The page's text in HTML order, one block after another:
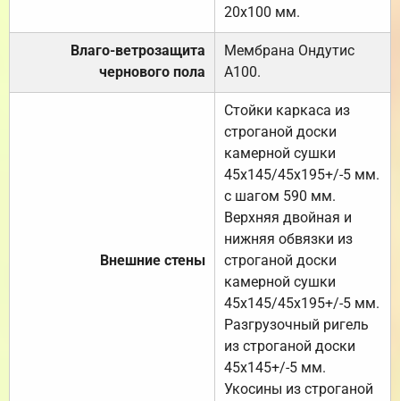
20х100 мм.
Влаго-ветрозащита
чернового пола
Мембрана Ондутис
А100.
Внешние стены
Стойки каркаса из
строганой доски
камерной сушки
45х145/45х195+/-5 мм.
с шагом 590 мм.
Верхняя двойная и
нижняя обвязки из
строганой доски
камерной сушки
45х145/45х195+/-5 мм.
Разгрузочный ригель
из строганой доски
45х145+/-5 мм.
Укосины из строганой